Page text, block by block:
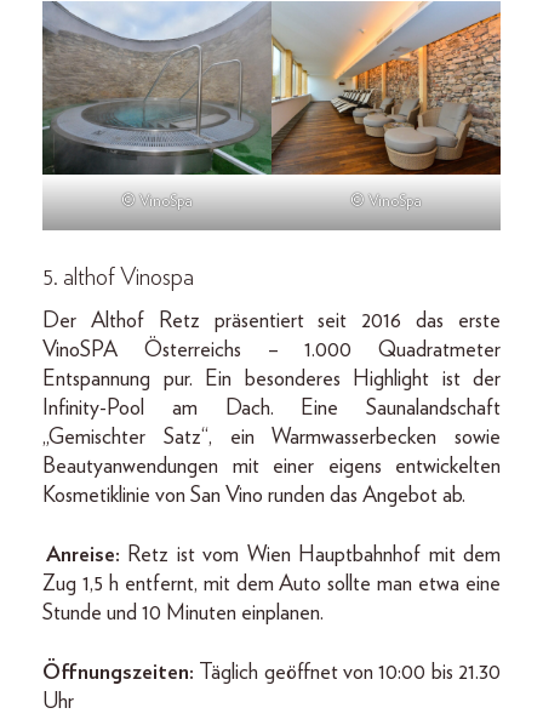
© VinoSpa © VinoSpa
5. althof Vinospa
Der Althof Retz präsentiert seit 2016 das erste
VinoSPA Österreichs – 1.000 Quadratmeter
Entspannung pur. Ein besonderes Highlight ist der
Infinity-Pool am Dach. Eine Saunalandschaft
„Gemischter Satz“, ein Warmwasserbecken sowie
Beautyanwendungen mit einer eigens entwickelten
Kosmetiklinie von San Vino runden das Angebot ab.
Anreise: Retz ist vom Wien Hauptbahnhof mit dem
Zug 1,5 h entfernt, mit dem Auto sollte man etwa eine
Stunde und 10 Minuten einplanen.
Öffnungszeiten: Täglich geöffnet von 10:00 bis 21.30
Uhr